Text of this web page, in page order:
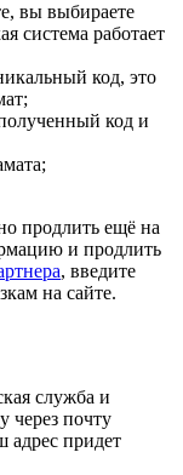
вы выбираете
система работает
код, это
код и
продлить ещё на
и продлить
, введите
на сайте.
служба и
через почту
адрес придет